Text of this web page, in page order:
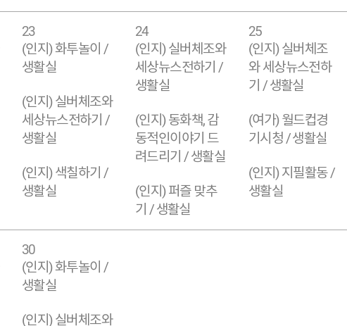
23
(인지) 화투놀이 /
생활실
(인지) 실버체조와
세상뉴스전하기 /
생활실
(인지) 색칠하기 /
생활실
24
(인지) 실버체조와
세상뉴스전하기 /
생활실
(인지) 동화책, 감
동적인이야기 드
려드리기 / 생활실
(인지) 퍼즐 맞추
기 / 생활실
25
(인지) 실버체조
와 세상뉴스전하
기 / 생활실
(여가) 월드컵경
기시청 / 생활실
(인지) 지필활동 /
생활실
30
(인지) 화투놀이 /
생활실
(인지) 실버체조와